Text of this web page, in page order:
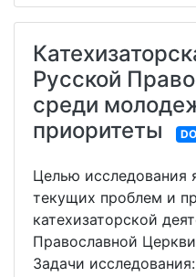
Русской
среди
приоритеты
Целью исследования
текущих проблем и
катехизаторской
Православной
Задачи исследования: